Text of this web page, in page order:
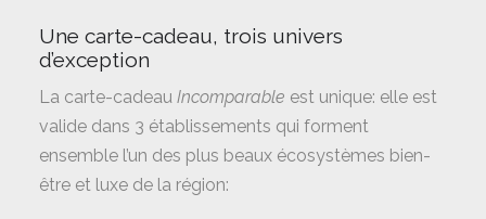
Une carte-cadeau, trois univers
d’exception
La carte-cadeau Incomparable est unique: elle est
valide dans 3 établissements qui forment
ensemble l’un des plus beaux écosystèmes bien-
être et luxe de la région: